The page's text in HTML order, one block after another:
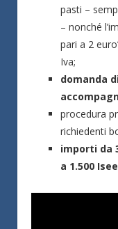
pasti –
– nonché
pari a 2
Iva;
domanda
procedura
richiedenti
importi da
a 1.500